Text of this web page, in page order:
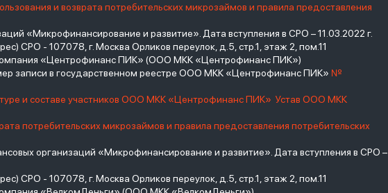
и возврата потребительских микрозаймов и правила предоставления
«Микрофинансирование и развитие». Дата вступления в СРО – 11.03.2022 г.
СРО - 107078, г. Москва Орликов переулок, д.5, стр.1, этаж 2, пом.11
«Центрофинанс ПИК» (ООО МКК «Центрофинанс ПИК»)
записи в государственном реестре ООО МКК «Центрофинанс ПИК» №
и составе участников ООО МКК «Центрофинанс ПИК» Устав ООО МКК
потребительских микрозаймов и правила предоставления потребительских
организаций «Микрофинансирование и развитие». Дата вступления в СРО –
СРО - 107078, г. Москва Орликов переулок, д.5, стр.1, этаж 2, пом.11